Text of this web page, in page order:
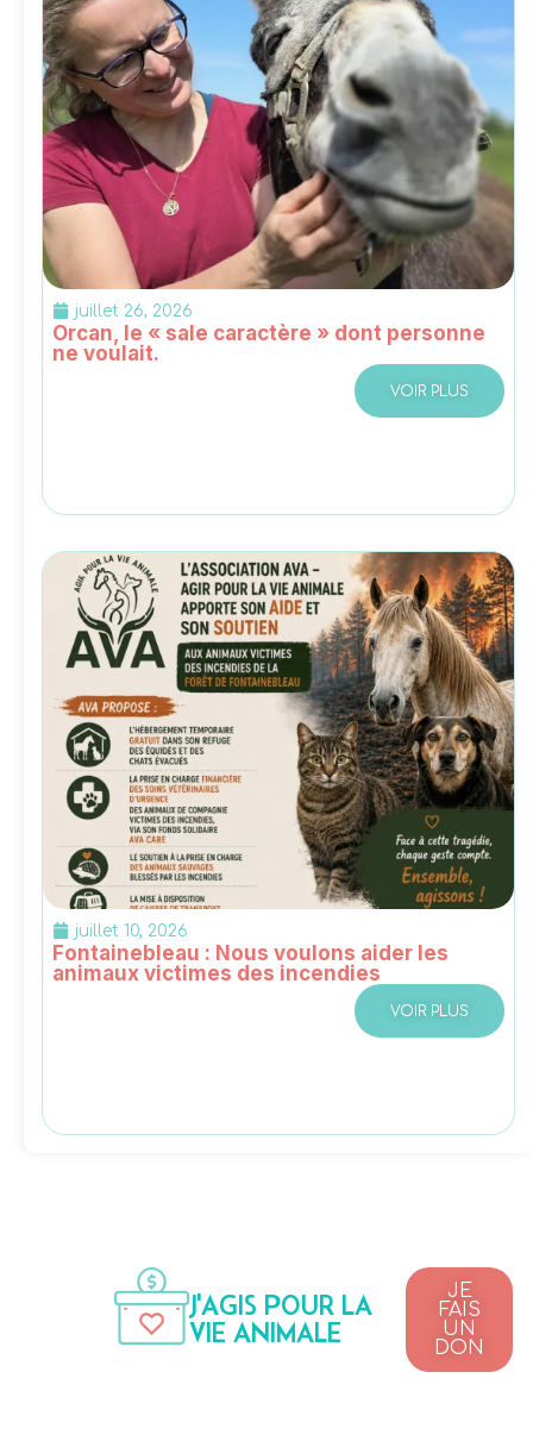
juillet 26, 2026
Orcan, le « sale caractère » dont personne
ne voulait.
VOIR PLUS
juillet 10, 2026
Fontainebleau : Nous voulons aider les
animaux victimes des incendies
VOIR PLUS
J'AGIS POUR LA
VIE ANIMALE
JE
FAIS
UN
DON